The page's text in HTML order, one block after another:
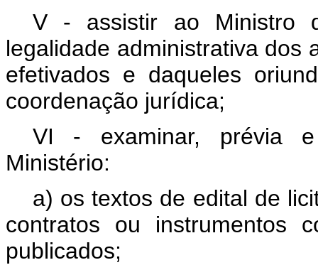
V - assistir ao Ministro
legalidade administrativa dos
efetivados e daqueles
coordenação jurídica;
VI - examinar, prévia
Ministério:
a) os textos de edital de
contratos ou instrumentos
publicados;